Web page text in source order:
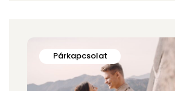
Párkapcsolat